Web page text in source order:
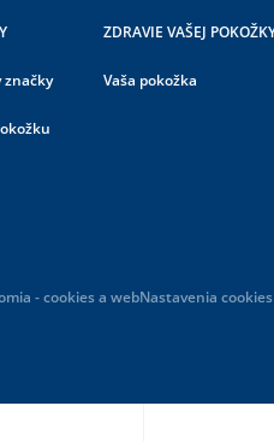
značky
ZDRAVIE VAŠEJ
Vaša pokožka
- cookies a webNastavenia cookies